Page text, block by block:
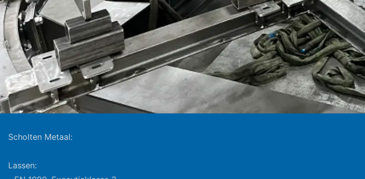
Scholten Metaal:
Lassen: